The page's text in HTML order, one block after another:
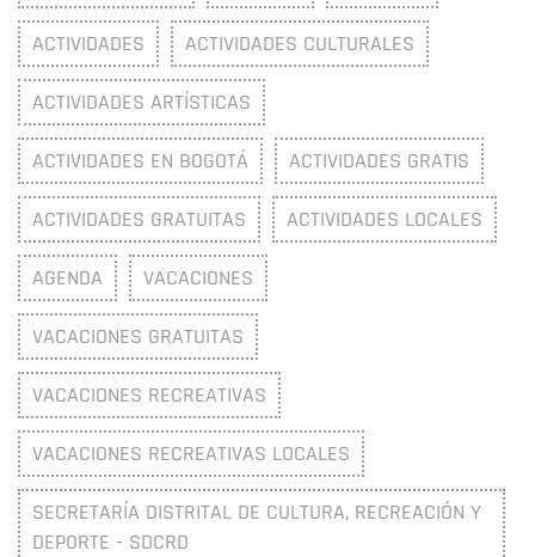
ACTIVIDADES ACTIVIDADES CULTURALES
ACTIVIDADES ARTÍSTICAS
ACTIVIDADES EN BOGOTÁ ACTIVIDADES GRATIS
ACTIVIDADES GRATUITAS ACTIVIDADES LOCALES
AGENDA VACACIONES
VACACIONES GRATUITAS
VACACIONES RECREATIVAS
VACACIONES RECREATIVAS LOCALES
SECRETARÍA DISTRITAL DE CULTURA, RECREACIÓN Y
DEPORTE - SDCRD